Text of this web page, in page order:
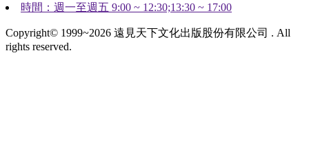
時間：週一至週五 9:00 ~ 12:30;13:30 ~ 17:00
Copyright© 1999~2026 遠見天下文化出版股份有限公司 . All
rights reserved.